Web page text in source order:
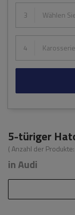
3 Wählen
4
5-türiger
( Anzahl der Produkte:
in Audi